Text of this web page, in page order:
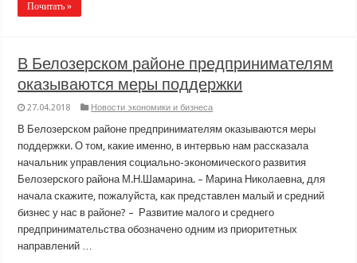
Почитать »
В Белозерском районе предпринимателям
оказываются меры поддержки
27.04.2018 Новости экономики и бизнеса
В Белозерском районе предпринимателям оказываются меры
поддержки. О том, какие именно, в интервью нам рассказала
начальник управления социально-экономического развития
Белозерского района М.Н.Шамарина. – Марина Николаевна, для
начала скажите, пожалуйста, как представлен малый и средний
бизнес у нас в районе? – Развитие малого и среднего
предпринимательства обозначено одним из приоритетных
направлений …